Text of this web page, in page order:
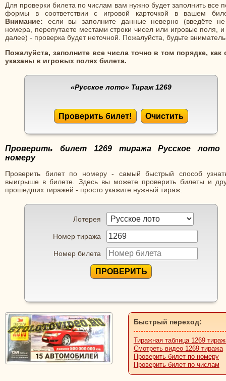
Для проверки билета по числам вам нужно будет заполнить все
формы в соответствии с игровой карточкой в вашем
Внимание: если вы заполните данные неверно (введёте
номера, перепутаете местами строки чисел или игровые поля, и
далее) - проверка будет неточной. Пожалуйста, будьте
Пожалуйста, заполните все числа точно в том порядке, как
указаны в игровых полях билета.
«Русское лото» Тираж 1269
Проверить билет! Очистить
Проверить билет 1269 тиража Русское лото
номеру
Проверить билет по номеру - самый быстрый способ
выигрыше в билете. Здесь вы можете проверить билеты и
прошедших тиражей - просто укажите нужный тираж.
Лотерея
Номер тиража
Номер билета
ПРОВЕРИТЬ
Быстрый переход:
Тиражная таблица 1269
Смотреть видео 1269 тиража
Проверить билет по номеру
Проверить билет по числам